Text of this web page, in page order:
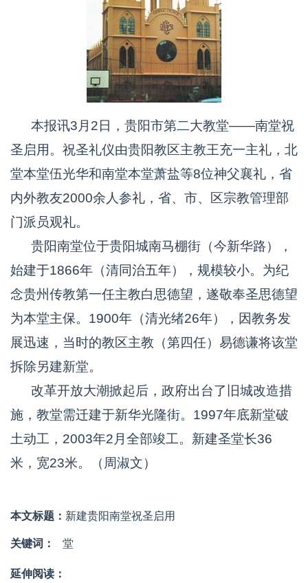
本报讯3月2日，贵阳市第二大教堂——南堂祝
圣启用。祝圣礼仪由贵阳教区主教王充一主礼，北
堂本堂伍光华和南堂本堂萧盐等8位神父襄礼，省
内外教友2000余人参礼，省、市、区宗教管理部
门派员观礼。
贵阳南堂位于贵阳城南马棚街（今新华路），
始建于1866年（清同治五年），规模较小。为纪
念贵州传教第一任主教白思德望，遂敬奉圣思德望
为本堂主保。1900年（清光绪26年），因教务发
展迅速，当时的教区主教（第四任）易德谦将该堂
拆除另建新堂。
改革开放大潮掀起后，政府出台了旧城改造措
施，教堂需迁建于新华光隆街。1997年底新堂破
土动工，2003年2月全部竣工。新建圣堂长36
米，宽23米。（周淑文）
本文标题： 新建贵阳南堂祝圣启用
关键词： 堂
延伸阅读：